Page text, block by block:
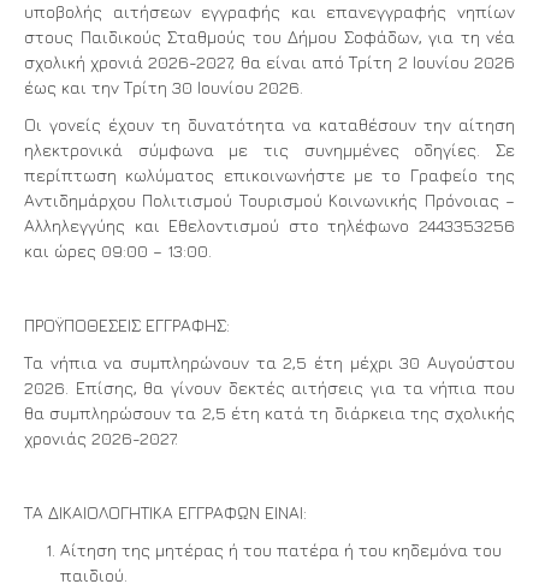
υποβολής αιτήσεων εγγραφής και επανεγγραφής νηπίων
στους Παιδικούς Σταθμούς του Δήμου Σοφάδων, για τη νέα
σχολική χρονιά 2026-2027, θα είναι από Τρίτη 2 Ιουνίου 2026
έως και την Τρίτη 30 Ιουνίου 2026.
Οι γονείς έχουν τη δυνατότητα να καταθέσουν την αίτηση
ηλεκτρονικά σύμφωνα με τις συνημμένες οδηγίες. Σε
περίπτωση κωλύματος επικοινωνήστε με το Γραφείο της
Αντιδημάρχου Πολιτισμού Τουρισμού Κοινωνικής Πρόνοιας –
Αλληλεγγύης και Εθελοντισμού στο τηλέφωνο 2443353256
και ώρες 09:00 – 13:00.
ΠΡΟΫΠΟΘΕΣΕΙΣ ΕΓΓΡΑΦΗΣ:
Τα νήπια να συμπληρώνουν τα 2,5 έτη μέχρι 30 Αυγούστου
2026. Επίσης, θα γίνουν δεκτές αιτήσεις για τα νήπια που
θα συμπληρώσουν τα 2,5 έτη κατά τη διάρκεια της σχολικής
χρονιάς 2026-2027.
ΤΑ ΔΙΚΑΙΟΛΟΓΗΤΙΚΑ ΕΓΓΡΑΦΩΝ ΕΙΝΑΙ:
Αίτηση της μητέρας ή του πατέρα ή του κηδεμόνα του
παιδιού.